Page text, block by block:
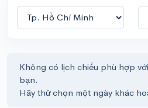
Không có lịch chiếu phù hợp
bạn.
Hãy thử chọn một ngày khác